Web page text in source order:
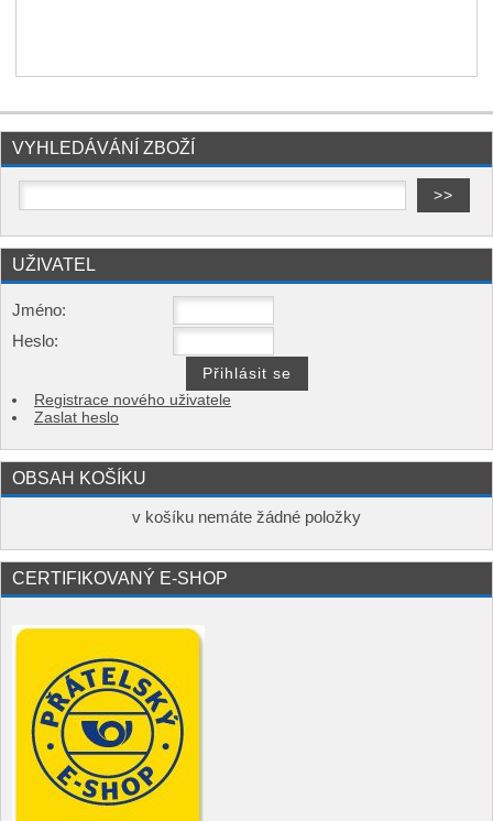
VYHLEDÁVÁNÍ ZBOŽÍ
UŽIVATEL
Jméno:
Heslo:
Registrace nového uživatele
Zaslat heslo
OBSAH KOŠÍKU
v košíku nemáte žádné položky
CERTIFIKOVANÝ E-SHOP